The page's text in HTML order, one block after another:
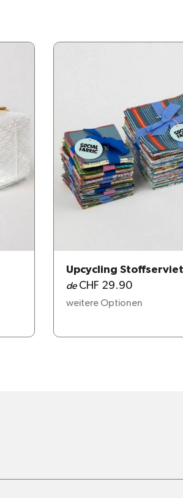
Upcycling
de CHF 29.90
weitere Optionen